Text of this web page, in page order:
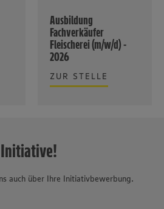
Ausbildung
Fachverkäufer
Fleischerei (m/w/d) -
2026
ZUR STELLE
auch über Ihre Initiativbewerbung.